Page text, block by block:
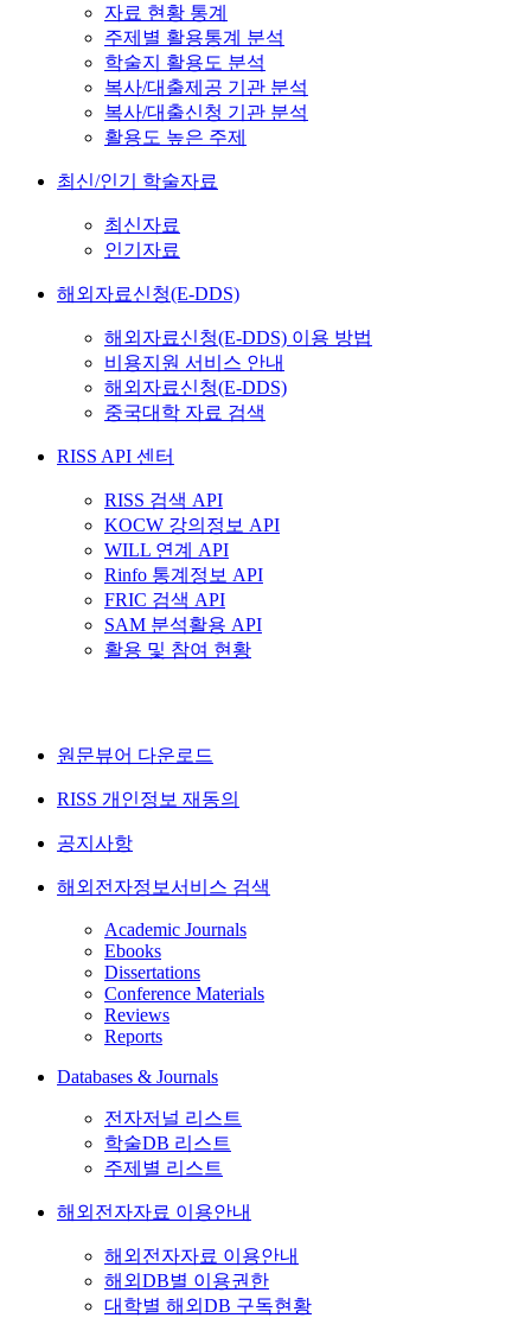
자료 현황 통계
주제별 활용통계 분석
학술지 활용도 분석
복사/대출제공 기관 분석
복사/대출신청 기관 분석
활용도 높은 주제
최신/인기 학술자료
최신자료
인기자료
해외자료신청(E-DDS)
해외자료신청(E-DDS) 이용 방법
비용지원 서비스 안내
해외자료신청(E-DDS)
중국대학 자료 검색
RISS API 센터
RISS 검색 API
KOCW 강의정보 API
WILL 연계 API
Rinfo 통계정보 API
FRIC 검색 API
SAM 분석활용 API
활용 및 참여 현황
원문뷰어 다운로드
RISS 개인정보 재동의
공지사항
해외전자정보서비스 검색
Academic Journals
Ebooks
Dissertations
Conference Materials
Reviews
Reports
Databases & Journals
전자저널 리스트
학술DB 리스트
주제별 리스트
해외전자자료 이용안내
해외전자자료 이용안내
해외DB별 이용권한
대학별 해외DB 구독현황